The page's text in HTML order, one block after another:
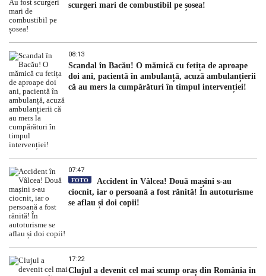
scurgeri mari de combustibil pe șosea!
08:13
Scandal în Bacău! O mămică cu fetița de aproape
doi ani, pacientă în ambulanță, acuză ambulanțierii
că au mers la cumpărături în timpul intervenției!
07:47
FOTO
Accident în Vâlcea! Două mașini s-au
ciocnit, iar o persoană a fost rănită! În autoturisme
se aflau și doi copii!
17:22
Clujul a devenit cel mai scump oraș din România în